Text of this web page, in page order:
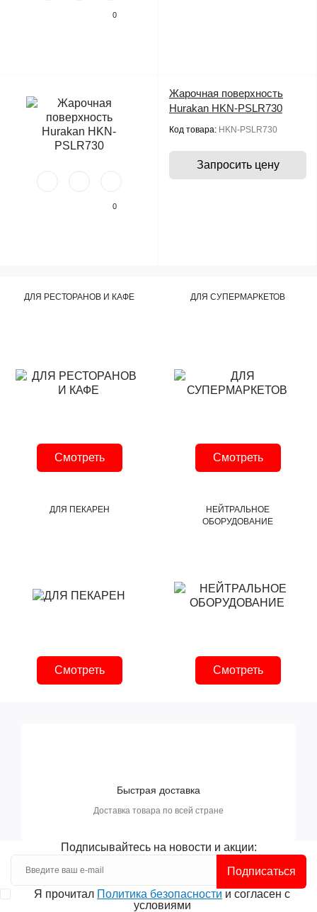
0
0
Жарочная поверхность
Hurakan HKN-PSLR730
Код товара: HKN-PSLR730
Запросить цену
ДЛЯ РЕСТОРАНОВ И КАФЕ
Смотреть
ДЛЯ СУПЕРМАРКЕТОВ
Смотреть
ДЛЯ ПЕКАРЕН
Смотреть
НЕЙТРАЛЬНОЕ
ОБОРУДОВАНИЕ
Смотреть
Быстрая доставка
Доставка товара по всей стране
Подписывайтесь на новости и акции:
Подписаться
Я прочитал Политика безопасности и согласен с
условиями